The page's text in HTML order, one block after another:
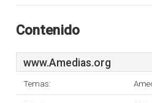
Contenido
www.Amedias.org
Temas: